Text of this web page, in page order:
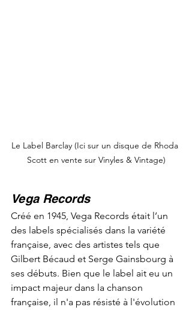
Le Label Barclay (Ici sur un disque de Rhoda
Scott en vente sur Vinyles & Vintage)
Vega Records
Créé en 1945, Vega Records était l’un
des labels spécialisés dans la variété
française, avec des artistes tels que
Gilbert Bécaud et Serge Gainsbourg à
ses débuts. Bien que le label ait eu un
impact majeur dans la chanson
française, il n'a pas résisté à l'évolution